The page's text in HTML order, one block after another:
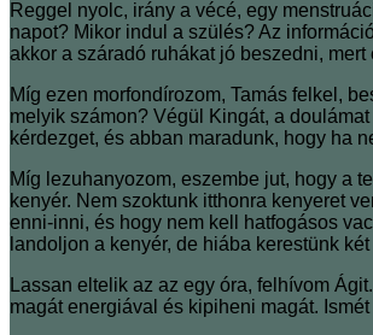
Reggel nyolc, irány a vécé, egy
napot? Mikor indul a szülés? Az
akkor a száradó ruhákat jó beszedni,
Míg ezen morfondírozom, Tamás felkel,
melyik számon? Végül Kingát, a
kérdezget, és abban maradunk, hogy ha
Míg lezuhanyozom, eszembe jut, hogy a
kenyér. Nem szoktunk itthonra kenyeret
enni-inni, és hogy nem kell hatfogásos
landoljon a kenyér, de hiába kerestünk
Lassan eltelik az az egy óra, felhívom
magát energiával és kipiheni magát.